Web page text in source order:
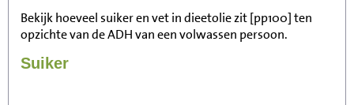
Bekijk hoeveel suiker en vet in dieetolie zit [pp100] ten
opzichte van de ADH van een volwassen persoon.
Suiker